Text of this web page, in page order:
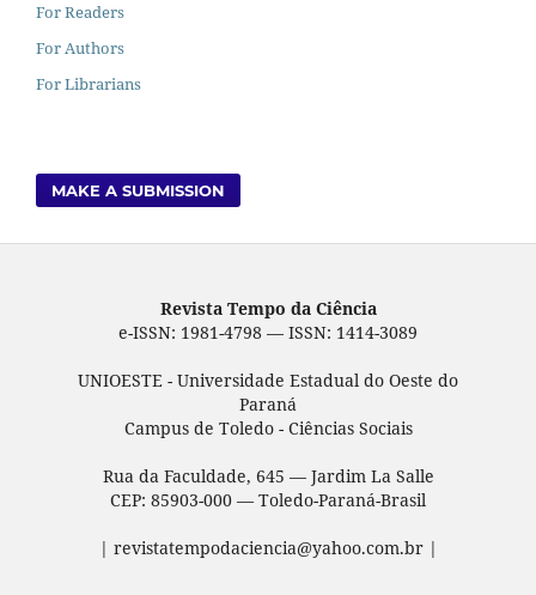
For Readers
For Authors
For Librarians
MAKE A SUBMISSION
Revista Tempo da Ciência
e-ISSN: 1981-4798 — ISSN: 1414-3089
UNIOESTE - Universidade Estadual do Oeste do
Paraná
Campus de Toledo - Ciências Sociais
Rua da Faculdade, 645 — Jardim La Salle
CEP: 85903-000 — Toledo-Paraná-Brasil
| revistatempodaciencia@yahoo.com.br |